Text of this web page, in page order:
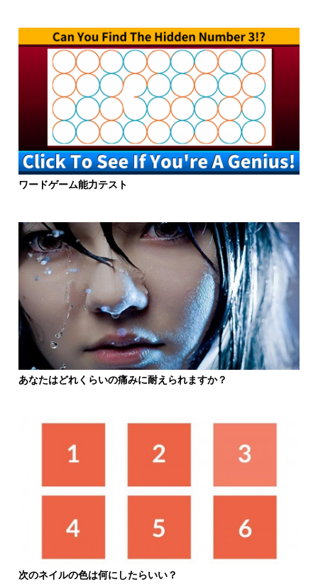
ワードゲーム能力テスト
あなたはどれくらいの痛みに耐えられますか？
次のネイルの色は何にしたらいい？